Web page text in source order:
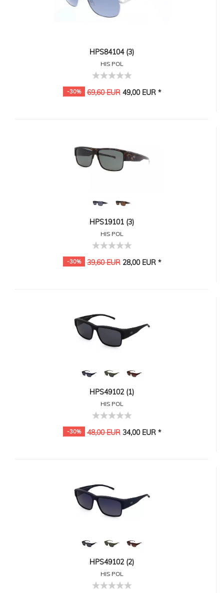
HPS84104 (3)
HIS POL
-30% 69,60 EUR49,00 EUR *
HPS19101 (3)
HIS POL
-30% 39,60 EUR28,00 EUR *
HPS49102 (1)
HIS POL
-30% 48,00 EUR34,00 EUR *
HPS49102 (2)
HIS POL